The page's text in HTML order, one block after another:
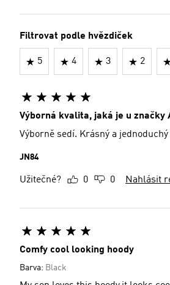
Filtrovat podle hvězdiček
5 4 3 2
Výborná kvalita, jaká je u značky
Výborně sedí. Krásný a
JN84
Užitečné? 0 0 Nahlásit
Comfy cool looking hoody
Barva: Black